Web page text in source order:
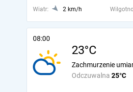
Wiatr: 2 km/h
08:00
23°C
Odczuwalna 25°C
Zachmurzenie